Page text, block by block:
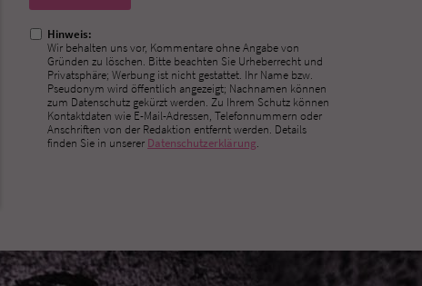
ausfüllen!
Hinweis:
Wir behalten uns vor, Kommentare ohne Angabe von
Gründen zu löschen. Bitte beachten Sie Urheberrecht und
Privatsphäre; Werbung ist nicht gestattet. Ihr Name bzw.
Pseudonym wird öffentlich angezeigt; Nachnamen können
zum Datenschutz gekürzt werden. Zu Ihrem Schutz können
Kontaktdaten wie E-Mail-Adressen, Telefonnummern oder
Anschriften von der Redaktion entfernt werden. Details
finden Sie in unserer Datenschutzerklärung.